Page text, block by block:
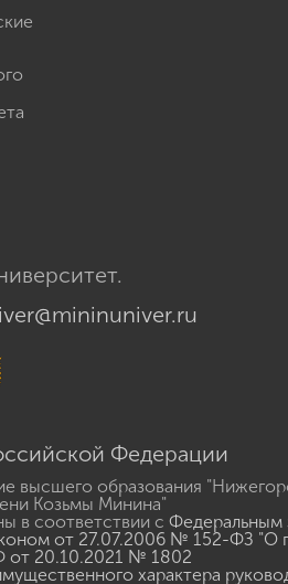
Федерации
высшего образования
Козьмы Минина"
в соответствии с Федеральным
от 27.07.2006 № 152-ФЗ "О
от 20.10.2021 № 1802
характера